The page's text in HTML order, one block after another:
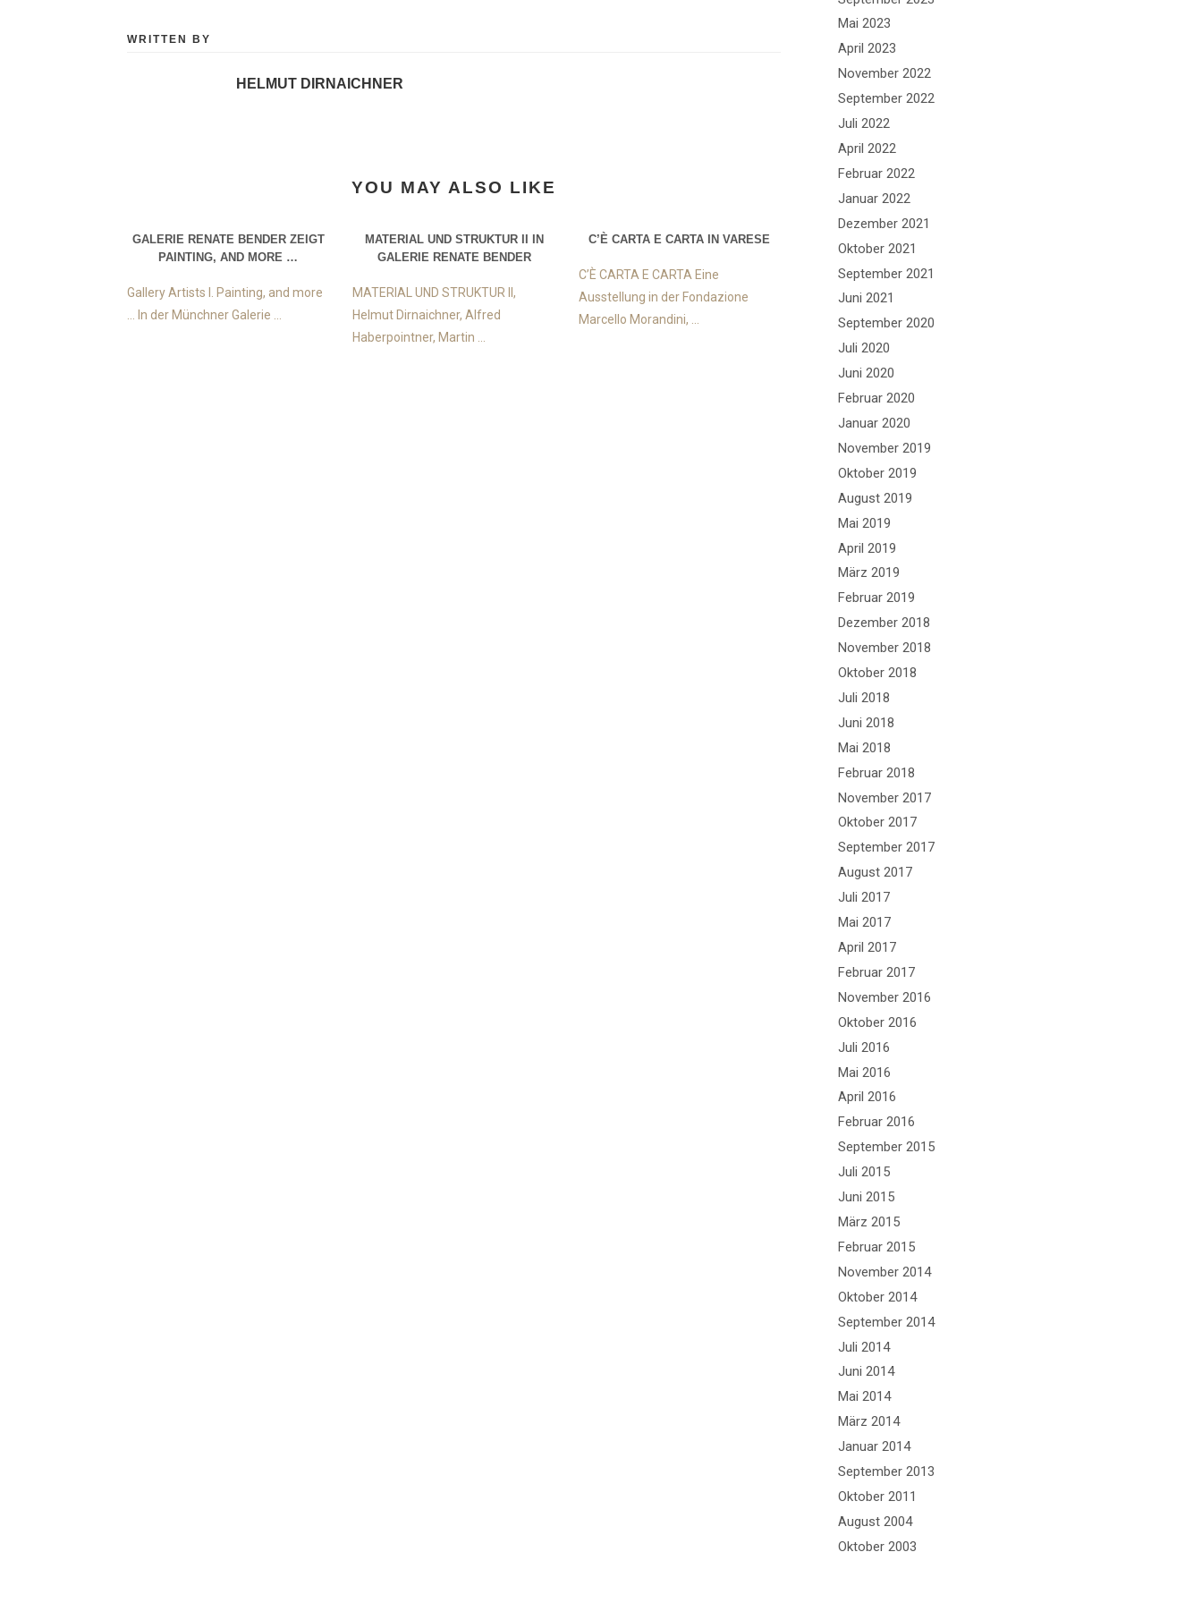
WRITTEN BY
HELMUT DIRNAICHNER
YOU MAY ALSO LIKE
GALERIE RENATE BENDER ZEIGT
PAINTING, AND MORE …
Gallery Artists I. Painting, and more
… In der Münchner Galerie ...
MATERIAL UND STRUKTUR II IN
GALERIE RENATE BENDER
MATERIAL UND STRUKTUR II,
Helmut Dirnaichner, Alfred
Haberpointner, Martin ...
C’È CARTA E CARTA IN VARESE
C’È CARTA E CARTA Eine
Ausstellung in der Fondazione
Marcello Morandini, ...
Mai 2023
April 2023
November 2022
September 2022
Juli 2022
April 2022
Februar 2022
Januar 2022
Dezember 2021
Oktober 2021
September 2021
Juni 2021
September 2020
Juli 2020
Juni 2020
Februar 2020
Januar 2020
November 2019
Oktober 2019
August 2019
Mai 2019
April 2019
März 2019
Februar 2019
Dezember 2018
November 2018
Oktober 2018
Juli 2018
Juni 2018
Mai 2018
Februar 2018
November 2017
Oktober 2017
September 2017
August 2017
Juli 2017
Mai 2017
April 2017
Februar 2017
November 2016
Oktober 2016
Juli 2016
Mai 2016
April 2016
Februar 2016
September 2015
Juli 2015
Juni 2015
März 2015
Februar 2015
November 2014
Oktober 2014
September 2014
Juli 2014
Juni 2014
Mai 2014
März 2014
Januar 2014
September 2013
Oktober 2011
August 2004
Oktober 2003